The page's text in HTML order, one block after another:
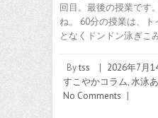
回目。最後の授業です
ね。 60分の授業は、
となくドンドン泳ぎこ
Bytss | 2026年7月
すこやかコラム,水泳
No Comments |